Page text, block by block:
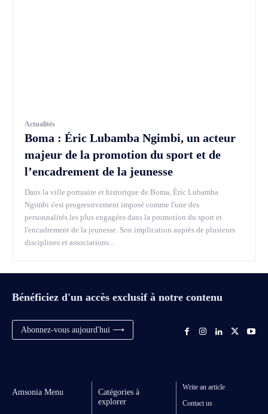
Actualités
Boma : Éric Lubamba Ngimbi, un acteur
majeur de la promotion du sport et de
l’encadrement de la jeunesse
Dans la ville portuaire et historique de Boma, Éric Lubamba
Ngimbi s'est progressivement imposé comme l'une des
personnalités les plus engagées dans la promotion du sport et
l'encadrement de la jeunesse. Son implication auprès de plusieurs
disciplines et associations...
Bénéficiez d'un accès exclusif à notre contenu
Abonnez-vous aujourd'hui ⟶
Amsonia Menu
Catégories à
explorer
Write an article
Contact us